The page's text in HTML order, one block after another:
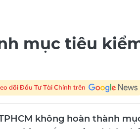
mục tiêu
dõi Đầu Tư Tài Chính trên
không hoàn thành